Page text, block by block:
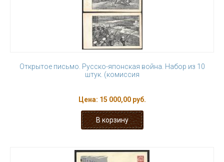
Открытое письмо. Русско-японская война. Набор из 10
штук. (комиссия
Цена: 15 000,00 руб.